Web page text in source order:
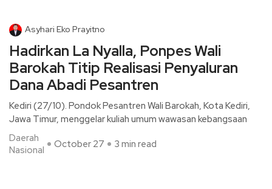
Asyhari Eko Prayitno
Hadirkan La Nyalla, Ponpes Wali
Barokah Titip Realisasi Penyaluran
Dana Abadi Pesantren
Kediri (27/10). Pondok Pesantren Wali Barokah, Kota Kediri,
Jawa Timur, menggelar kuliah umum wawasan kebangsaan
Daerah
Nasional
October 27 3 min read